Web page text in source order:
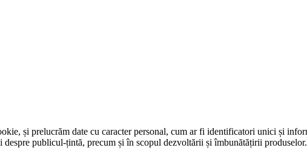
și prelucrăm date cu caracter personal, cum ar fi identificatori unici și
publicul-țintă, precum și în scopul dezvoltării și îmbunătățirii produselor.